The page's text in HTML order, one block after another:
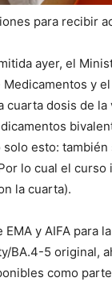
para recibir
ayer, el
Medicamentos y
cuarta dosis de
solo esto:
lo cual el curso
la cuarta).
y AIFA para
BA.4-5 original,
como